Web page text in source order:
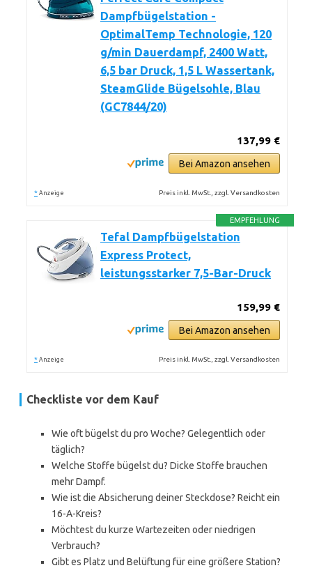
Dampfbügelstation -
OptimalTemp Technologie, 120
g/min Dauerdampf, 2400 Watt,
6,5 bar Druck, 1,5 L Wassertank,
SteamGlide Bügelsohle, Blau
(GC7844/20)
137,99 €
Bei Amazon ansehen
* Anzeige Preis inkl. MwSt., zzgl. Versandkosten
EMPFEHLUNG
Tefal Dampfbügelstation
Express Protect,
leistungsstarker 7,5-Bar-Druck
159,99 €
Bei Amazon ansehen
* Anzeige Preis inkl. MwSt., zzgl. Versandkosten
Checkliste vor dem Kauf
Wie oft bügelst du pro Woche? Gelegentlich oder
täglich?
Welche Stoffe bügelst du? Dicke Stoffe brauchen
mehr Dampf.
Wie ist die Absicherung deiner Steckdose? Reicht ein
16-A-Kreis?
Möchtest du kurze Wartezeiten oder niedrigen
Verbrauch?
Gibt es Platz und Belüftung für eine größere Station?